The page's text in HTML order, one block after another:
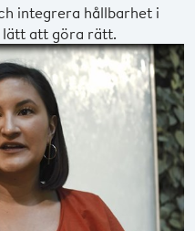
integrera hållbarhet i
lätt att göra rätt.